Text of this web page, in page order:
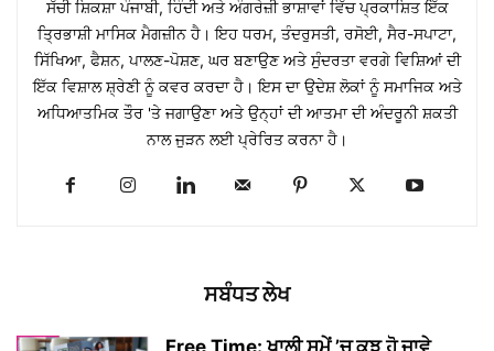
ਸੱਚੀ ਸ਼ਿਕਸ਼ਾ ਪੰਜਾਬੀ, ਹਿੰਦੀ ਅਤੇ ਅੰਗਰੇਜ਼ੀ ਭਾਸ਼ਾਵਾਂ ਵਿੱਚ ਪ੍ਰਕਾਸ਼ਿਤ ਇੱਕ
ਤ੍ਰਿਭਾਸ਼ੀ ਮਾਸਿਕ ਮੈਗਜ਼ੀਨ ਹੈ। ਇਹ ਧਰਮ, ਤੰਦਰੁਸਤੀ, ਰਸੋਈ, ਸੈਰ-ਸਪਾਟਾ,
ਸਿੱਖਿਆ, ਫੈਸ਼ਨ, ਪਾਲਣ-ਪੋਸ਼ਣ, ਘਰ ਬਣਾਉਣ ਅਤੇ ਸੁੰਦਰਤਾ ਵਰਗੇ ਵਿਸ਼ਿਆਂ ਦੀ
ਇੱਕ ਵਿਸ਼ਾਲ ਸ਼੍ਰੇਣੀ ਨੂੰ ਕਵਰ ਕਰਦਾ ਹੈ। ਇਸ ਦਾ ਉਦੇਸ਼ ਲੋਕਾਂ ਨੂੰ ਸਮਾਜਿਕ ਅਤੇ
ਅਧਿਆਤਮਿਕ ਤੌਰ 'ਤੇ ਜਗਾਉਣਾ ਅਤੇ ਉਨ੍ਹਾਂ ਦੀ ਆਤਮਾ ਦੀ ਅੰਦਰੂਨੀ ਸ਼ਕਤੀ
ਨਾਲ ਜੁੜਨ ਲਈ ਪ੍ਰੇਰਿਤ ਕਰਨਾ ਹੈ।
ਸਬੰਧਤ ਲੇਖ